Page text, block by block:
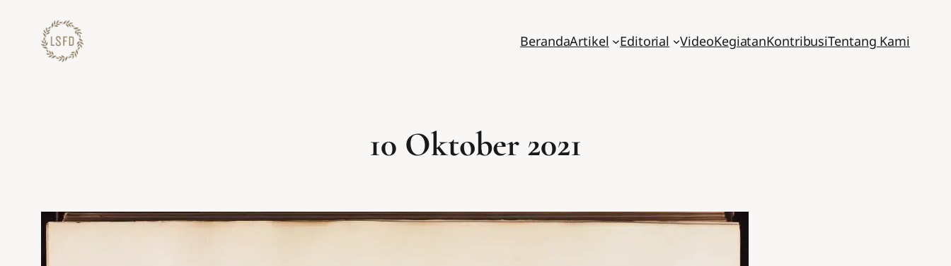
konten
BerandaArtikel Editorial VideoKegiatanKontribusiTentang Kami
10 Oktober 2021